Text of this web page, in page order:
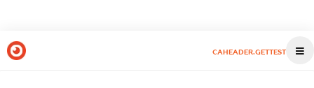
CAHEADER.GETTEST